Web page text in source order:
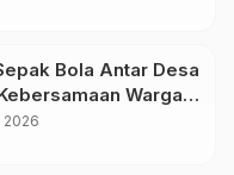
Bola Antar Desa
Warga
2026